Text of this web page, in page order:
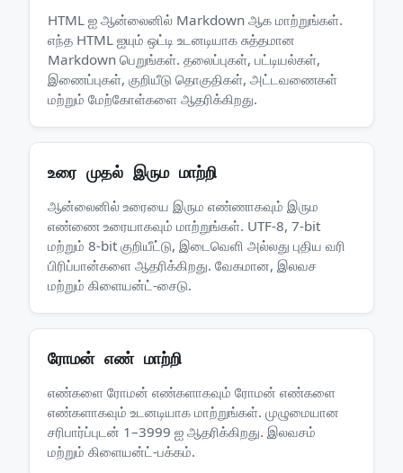
HTML ஐ ஆன்லைனில் Markdown ஆக மாற்றுங்கள்.
எந்த HTML ஐயும் ஒட்டி உடனடியாக சுத்தமான
Markdown பெறுங்கள். தலைப்புகள், பட்டியல்கள்,
இணைப்புகள், குறியீடு தொகுதிகள், அட்டவணைகள்
மற்றும் மேற்கோள்களை ஆதரிக்கிறது.
உரை முதல் இரும மாற்றி
ஆன்லைனில் உரையை இரும எண்ணாகவும் இரும
எண்ணை உரையாகவும் மாற்றுங்கள். UTF-8, 7-bit
மற்றும் 8-bit குறியீட்டு, இடைவெளி அல்லது புதிய வரி
பிரிப்பான்களை ஆதரிக்கிறது. வேகமான, இலவச
மற்றும் கிளையன்ட்-சைடு.
ரோமன் எண் மாற்றி
எண்களை ரோமன் எண்களாகவும் ரோமன் எண்களை
எண்களாகவும் உடனடியாக மாற்றுங்கள். முழுமையான
சரிபார்ப்புடன் 1–3999 ஐ ஆதரிக்கிறது. இலவசம்
மற்றும் கிளையன்ட்-பக்கம்.